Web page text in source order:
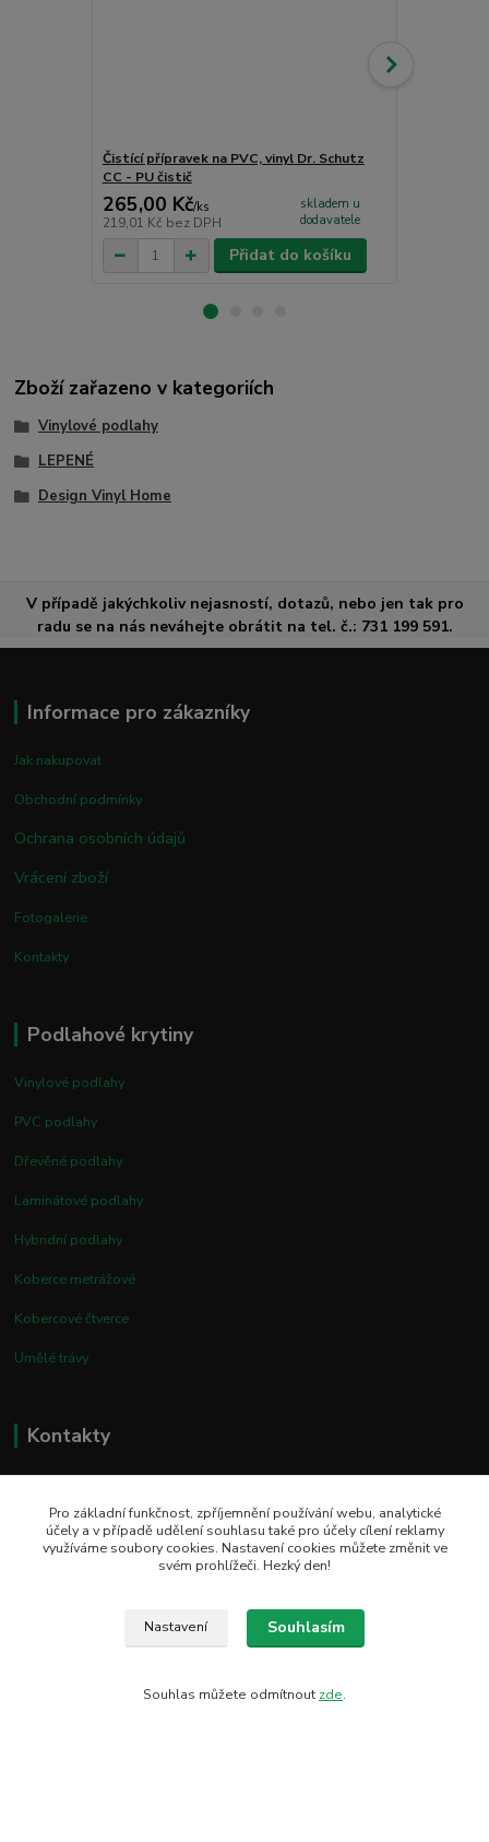
Čistící přípravek na PVC, vinyl Dr. Schutz
CC - PU čistič
265,00 Kč/ks
219,01 Kč bez DPH
skladem u
dodavatele
Přidat do košíku
Zboží zařazeno v kategoriích
Vinylové podlahy
LEPENÉ
Design Vinyl Home
V případě jakýchkoliv nejasností, dotazů, nebo jen tak pro
radu se na nás neváhejte obrátit na tel. č.: 731 199 591.
Informace pro zákazníky
Jak nakupovat
Obchodní podmínky
Ochrana osobních údajů
Vrácení zboží
Fotogalerie
Kontakty
Podlahové krytiny
Vinylové podlahy
PVC podlahy
Dřevěné podlahy
Laminátové podlahy
Hybridní podlahy
Koberce metrážové
Kobercové čtverce
Umělé trávy
Kontakty
Technické dotazy:+420 604 256 645
epodlahykoppino@seznam.cz
Mírové náměstí 16/15
Pro základní funkčnost, zpříjemnění používání webu, analytické
účely a v případě udělení souhlasu také pro účely cílení reklamy
využíváme soubory cookies. Nastavení cookies můžete změnit ve
svém prohlížeči. Hezký den!
Nastavení Souhlasím
Souhlas můžete odmítnout zde.